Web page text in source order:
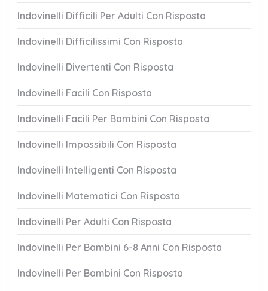
Indovinelli Difficili Per Adulti Con Risposta
Indovinelli Difficilissimi Con Risposta
Indovinelli Divertenti Con Risposta
Indovinelli Facili Con Risposta
Indovinelli Facili Per Bambini Con Risposta
Indovinelli Impossibili Con Risposta
Indovinelli Intelligenti Con Risposta
Indovinelli Matematici Con Risposta
Indovinelli Per Adulti Con Risposta
Indovinelli Per Bambini 6-8 Anni Con Risposta
Indovinelli Per Bambini Con Risposta